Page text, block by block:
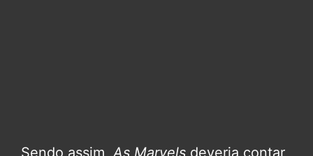
Sendo assim, As Marvels deveria contar